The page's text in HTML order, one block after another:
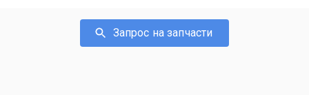
Запрос на запчасти